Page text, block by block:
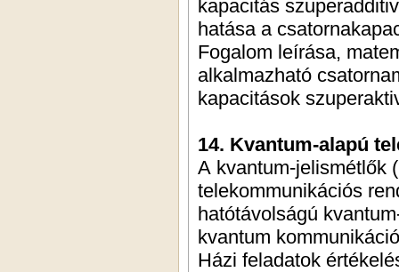
kapacitás
hatása a
Fogalom leírása,
alkalmazható
kapacitások
14. Kvantum-alapú
A kvantum-jelismétlők
telekommunikációs
hatótávolságú
kvantum
Házi feladatok